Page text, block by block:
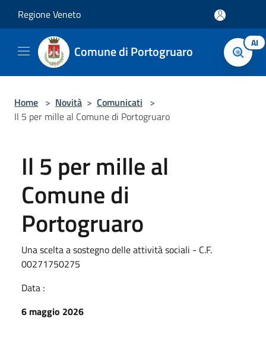
Regione Veneto
Comune di Portogruaro AI
Home > Novità > Comunicati >
Il 5 per mille al Comune di Portogruaro
Il 5 per mille al
Comune di
Portogruaro
Una scelta a sostegno delle attività sociali - C.F.
00271750275
Data :
6 maggio 2026